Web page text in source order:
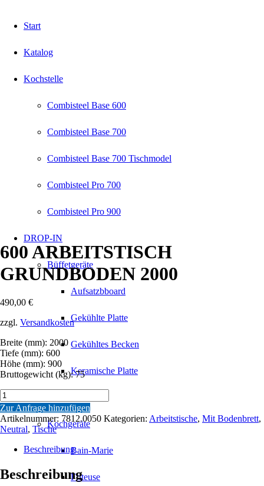
Start
Katalog
Kochstelle
Combisteel Base 600
Combisteel Base 700
Combisteel Base 700 Tischmodel
Combisteel Pro 700
Combisteel Pro 900
DROP-IN
Büffetgeräte
Aufsatzbboard
Gekühlte Platte
Gekühltes Becken
Keramische Platte
Kochgeräte
Bain-Marie
Friteuse
600 ARBEITSTISCH
GRUNDBODEN 2000
490,00 €
zzgl. Versandkosten
Breite (mm): 2000
Tiefe (mm): 600
Höhe (mm): 900
Bruttogewicht (kg): 75
600
ARBEITSTISCH
GRUNDBODEN
2000
Menge
Zur Anfrage hinzufügen
Artikelnummer: 7812.0050 Kategorien: Arbeitstische, Mit Bodenbrett,
Neutral, Tische
Beschreibung
Beschreibung